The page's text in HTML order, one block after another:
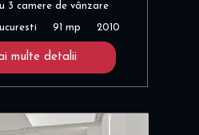
3 camere de vânzare
91 mp 2010
multe detalii